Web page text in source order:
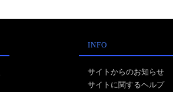
INFO
サイトからのお知らせ
サイトに関するヘルプ